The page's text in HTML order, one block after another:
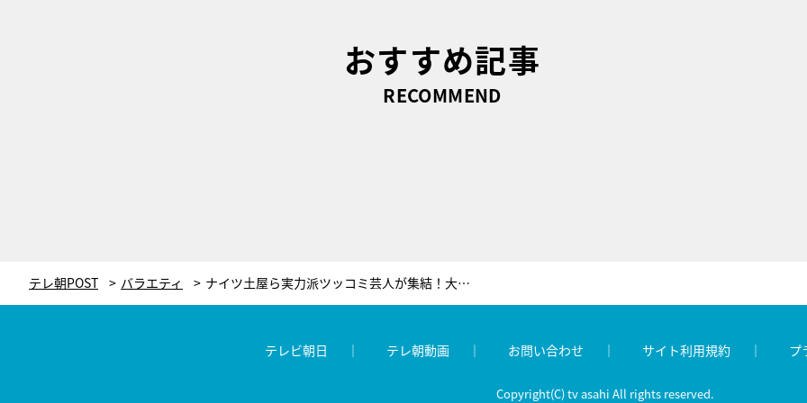
おすすめ記事
RECOMMEND
テレ朝POST バラエティ ナイツ土屋ら実力派ツッコミ芸人が集結！大反響の『お笑い実力刃』ツッコミ企画第2弾
テレビ朝日 テレ朝動画 お問い合わせ サイト利用規約 プ
Copyright(C) tv asahi All rights reserved.